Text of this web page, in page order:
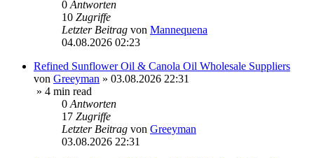
0 Antworten
10 Zugriffe
Letzter Beitrag von Mannequena
04.08.2026 02:23
Refined Sunflower Oil & Canola Oil Wholesale Suppliers
von Greeyman » 03.08.2026 22:31
» 4 min read
0 Antworten
17 Zugriffe
Letzter Beitrag von Greeyman
03.08.2026 22:31